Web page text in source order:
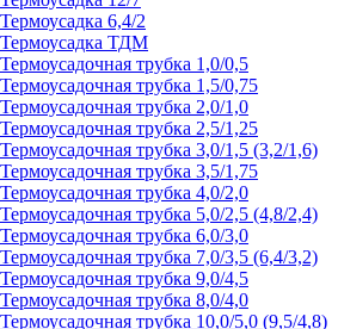
Термоусадка 6,4/2
Термоусадка ТДМ
Термоусадочная трубка 1,0/0,5
Термоусадочная трубка 1,5/0,75
Термоусадочная трубка 2,0/1,0
Термоусадочная трубка 2,5/1,25
Термоусадочная трубка 3,0/1,5 (3,2/1,6)
Термоусадочная трубка 3,5/1,75
Термоусадочная трубка 4,0/2,0
Термоусадочная трубка 5,0/2,5 (4,8/2,4)
Термоусадочная трубка 6,0/3,0
Термоусадочная трубка 7,0/3,5 (6,4/3,2)
Термоусадочная трубка 9,0/4,5
Термоусадочная трубка 8,0/4,0
Термоусадочная трубка 10,0/5,0 (9,5/4,8)